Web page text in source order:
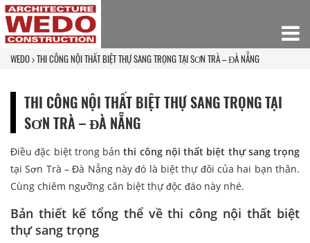
WEDO THI CÔNG NỘI THẤT BIỆT THỰ SANG TRỌNG TẠI SƠN TRÀ – ĐÀ NẴNG
THI CÔNG NỘI THẤT BIỆT THỰ SANG TRỌNG TẠI
SƠN TRÀ – ĐÀ NẴNG
Điều đặc biệt trong bảnthi công nội thất biệt thự sang trọng
tại Sơn Trà – Đà Nẵng này đó là biệt thự đôi của hai bạn thân.
Cùng chiêm ngưỡng căn biệt thự độc đáo này nhé.
Bản thiết kế tổng thể về thi công nội thất biệt
thự sang trọng